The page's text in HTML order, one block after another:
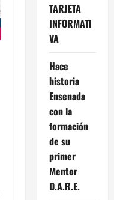
TARJETA
INFORMATI
VA
Hace
historia
Ensenada
con la
formación
de su
primer
Mentor
D.A.R.E.